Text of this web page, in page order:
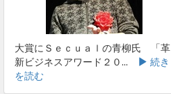
大賞にＳｅｃｕａｌの青柳氏 「革
新ビジネスアワード２０...
続き
を読む